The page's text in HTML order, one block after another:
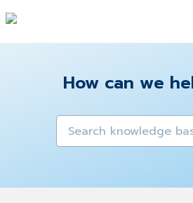
How can we